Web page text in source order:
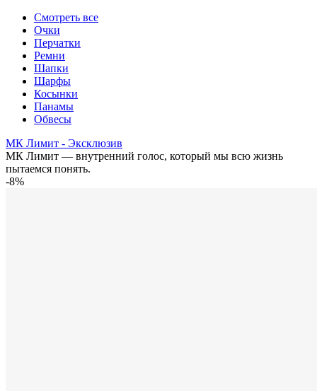
Смотреть все
Очки
Перчатки
Ремни
Шапки
Шарфы
Косынки
Панамы
Обвесы
МК Лимит - Эксклюзив
МК Лимит — внутренний голос, который мы всю жизнь
пытаемся понять.
-8%